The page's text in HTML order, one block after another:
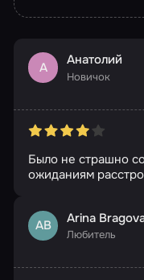
А Анатолий
Новичок
Было не страшно
ожиданиям
AB Arina
Любитель